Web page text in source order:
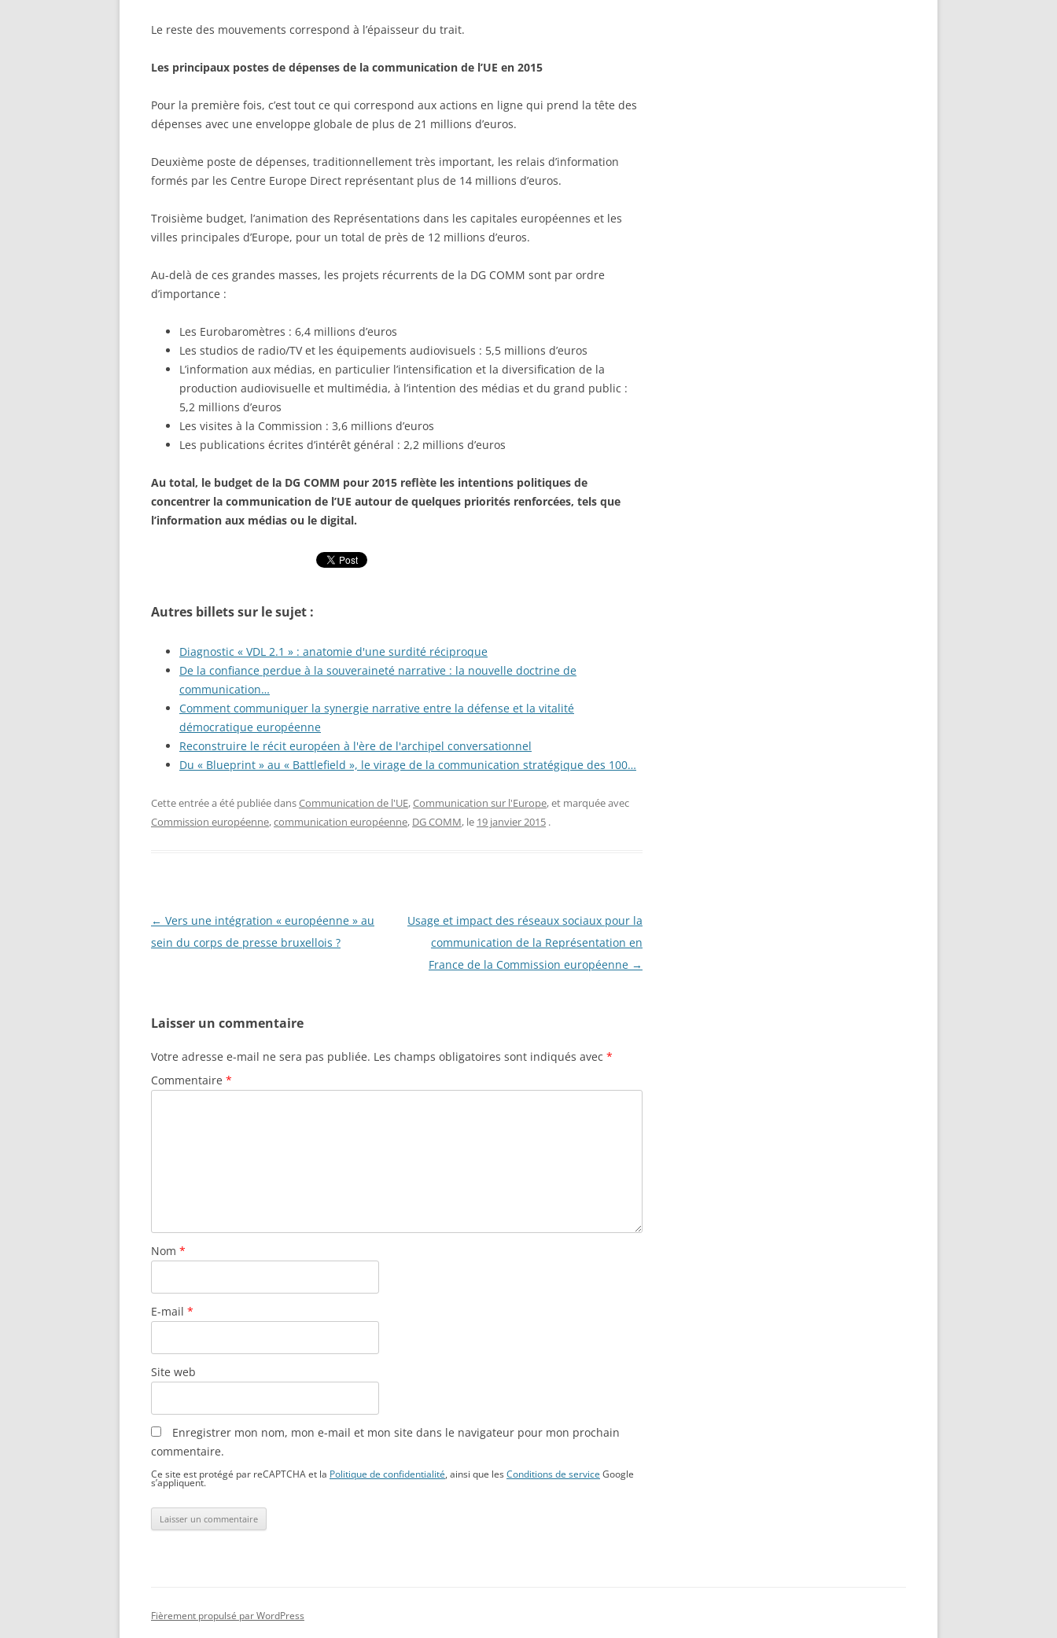
Le reste des mouvements correspond à l’épaisseur du trait.
Les principaux postes de dépenses de la communication de l’UE en 2015
Pour la première fois, c’est tout ce qui correspond aux actions en ligne qui prend la tête des
dépenses avec une enveloppe globale de plus de 21 millions d’euros.
Deuxième poste de dépenses, traditionnellement très important, les relais d’information
formés par les Centre Europe Direct représentant plus de 14 millions d’euros.
Troisième budget, l’animation des Représentations dans les capitales européennes et les
villes principales d’Europe, pour un total de près de 12 millions d’euros.
Au-delà de ces grandes masses, les projets récurrents de la DG COMM sont par ordre
d’importance :
Les Eurobaromètres : 6,4 millions d’euros
Les studios de radio/TV et les équipements audiovisuels : 5,5 millions d’euros
L’information aux médias, en particulier l’intensification et la diversification de la
production audiovisuelle et multimédia, à l’intention des médias et du grand public :
5,2 millions d’euros
Les visites à la Commission : 3,6 millions d’euros
Les publications écrites d’intérêt général : 2,2 millions d’euros
Au total, le budget de la DG COMM pour 2015 reflète les intentions politiques de
concentrer la communication de l’UE autour de quelques priorités renforcées, tels que
l’information aux médias ou le digital.
Autres billets sur le sujet :
Diagnostic « VDL 2.1 » : anatomie d'une surdité réciproque
De la confiance perdue à la souveraineté narrative : la nouvelle doctrine de
communication…
Comment communiquer la synergie narrative entre la défense et la vitalité
démocratique européenne
Reconstruire le récit européen à l'ère de l'archipel conversationnel
Du « Blueprint » au « Battlefield », le virage de la communication stratégique des 100…
Cette entrée a été publiée dansCommunication de l'UE,Communication sur l'Europe, et marquée avec
Commission européenne,communication européenne, DG COMM, le 19 janvier 2015 .
Navigation
des
← Vers une intégration « européenne » au
sein du corps de presse bruxellois ?
Usage et impact des réseaux sociaux pour la
communication de la Représentation en
France de la Commission européenne →
Laisser un commentaire
Votre adresse e-mail ne sera pas publiée. Les champs obligatoires sont indiqués avec *
Commentaire *
Nom *
E-mail *
Site web
Enregistrer mon nom, mon e-mail et mon site dans le navigateur pour mon prochain
commentaire.
Ce site est protégé par reCAPTCHA et la Politique de confidentialité , ainsi que lesConditions de service Google
s’appliquent.
Fièrement propulsé par WordPress